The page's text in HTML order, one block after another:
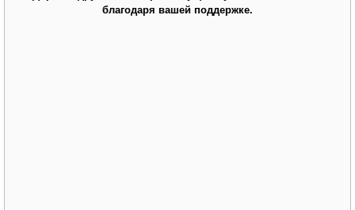
благодаря вашей поддержке.